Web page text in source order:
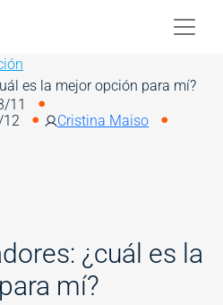
es la mejor opción para mí?
11
12
Cristina Maiso
¿cuál es la
mí?